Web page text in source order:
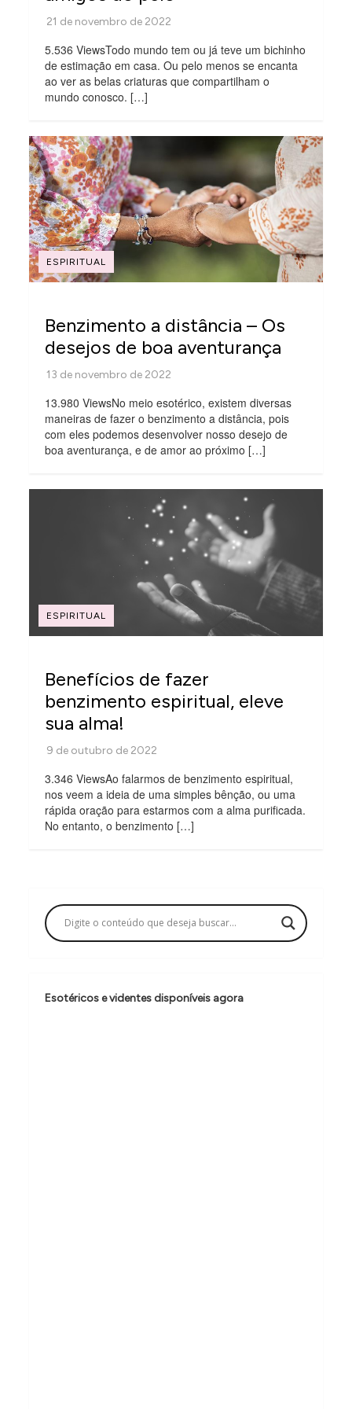
5.536 ViewsTodo mundo tem ou já teve um bichinho
de estimação em casa. Ou pelo menos se encanta
ao ver as belas criaturas que compartilham o
mundo conosco. […]
ESPIRITUAL
Benzimento a distância – Os
desejos de boa aventurança
13.980 ViewsNo meio esotérico, existem diversas
maneiras de fazer o benzimento a distância, pois
com eles podemos desenvolver nosso desejo de
boa aventurança, e de amor ao próximo […]
ESPIRITUAL
Benefícios de fazer
benzimento espiritual, eleve
sua alma!
3.346 ViewsAo falarmos de benzimento espiritual,
nos veem a ideia de uma simples bênção, ou uma
rápida oração para estarmos com a alma purificada.
No entanto, o benzimento […]
Esotéricos e videntes disponíveis agora